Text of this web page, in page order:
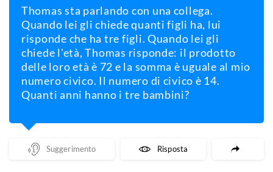
Thomas sta parlando con una collega.
Quando lei gli chiede quanti figli ha, lui
risponde che ha tre figli. Quando lei gli
chiede l'età, Thomas risponde: il prodotto
delle loro età è 72 e la somma è uguale al mio
numero civico. Il numero di civico è 14.
Quanti anni hanno i tre bambini?
Mostra Un Suggerimento Mostra La Risposta